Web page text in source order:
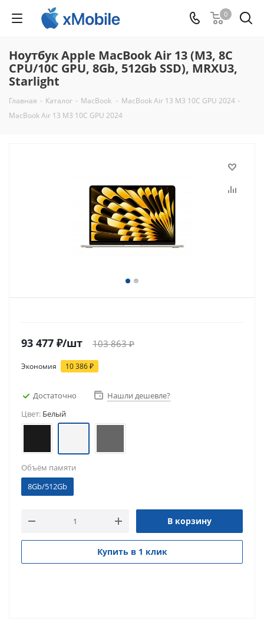
0
Ноутбук Apple MacBook Air 13 (M3, 8C
CPU/10C GPU, 8Gb, 512Gb SSD), MRXU3,
Starlight
Главная - Каталог - MacBook - MacBook Air 13 M3 10C GPU 2024 -
MacBook Air 13 M3 10C GPU 2024
93 477 ₽/шт 103 863₽
Экономия 10 386₽
Достаточно
Нашли дешевле?
Цвет: Белый
Объём памяти
8Gb/512Gb
В корзину
Купить в 1 клик